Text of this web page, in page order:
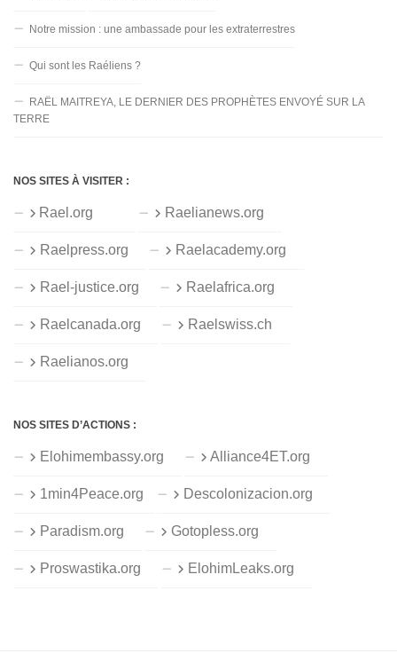
Notre mission : une ambassade pour les extraterrestres
Qui sont les Raéliens ?
RAËL MAITREYA, LE DERNIER DES PROPHÈTES ENVOYÉ SUR LA
TERRE
NOS SITES À VISITER :
Rael.org Raelianews.org
Raelpress.org Raelacademy.org
Rael-justice.org Raelafrica.org
Raelcanada.org Raelswiss.ch
Raelianos.org
NOS SITES D’ACTIONS :
Elohimembassy.org Alliance4ET.org
1min4Peace.org Descolonizacion.org
Paradism.org Gotopless.org
Proswastika.org ElohimLeaks.org